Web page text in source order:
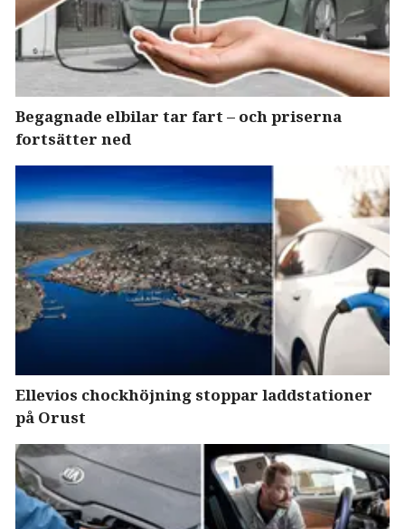
Begagnade elbilar tar fart – och priserna
fortsätter ned
Ellevios chockhöjning stoppar laddstationer
på Orust